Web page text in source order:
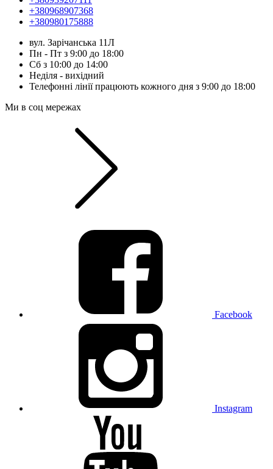
+380968907368
+380980175888
вул. Зарічанська 11Л
Пн - Пт з 9:00 до 18:00
Сб з 10:00 до 14:00
Неділя - вихідний
Телефонні лінії працюють кожного дня з 9:00 до 18:00
Ми в соц мережах
Facebook
Instagram